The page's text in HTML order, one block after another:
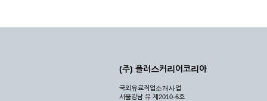
(주) 플러스커리어코리아
국외유료직업소개사업
서울강남 유 제2010-6호